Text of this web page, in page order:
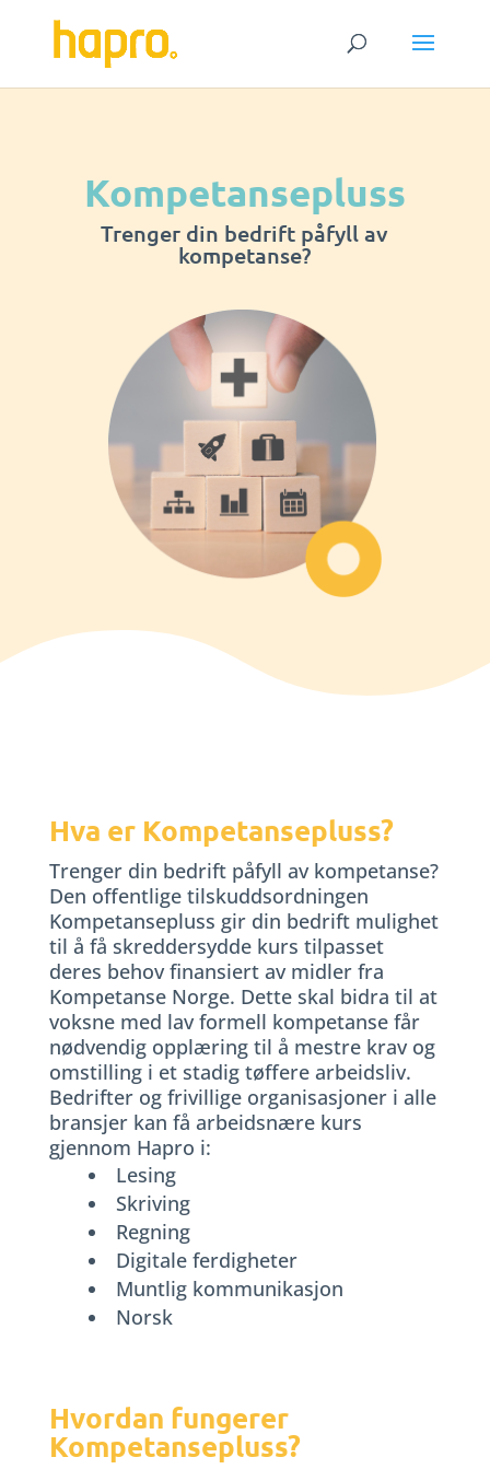
Kompetansepluss
Trenger din bedrift påfyll av
kompetanse?
Hva er Kompetansepluss?
Trenger din bedrift påfyll av kompetanse?
Den offentlige tilskuddsordningen
Kompetansepluss gir din bedrift mulighet
til å få skreddersydde kurs tilpasset
deres behov finansiert av midler fra
Kompetanse Norge. Dette skal bidra til at
voksne med lav formell kompetanse får
nødvendig opplæring til å mestre krav og
omstilling i et stadig tøffere arbeidsliv.
Bedrifter og frivillige organisasjoner i alle
bransjer kan få arbeidsnære kurs
gjennom Hapro i:
Lesing
Skriving
Regning
Digitale ferdigheter
Muntlig kommunikasjon
Norsk
Hvordan fungerer
Kompetansepluss?